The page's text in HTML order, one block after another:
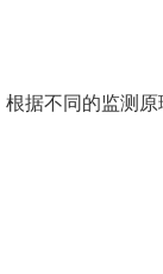
据不同的监测